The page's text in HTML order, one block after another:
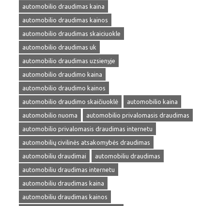
automobilio draudimas kaina
automobilio draudimas kainos
automobilio draudimas skaiciuokle
automobilio draudimas uk
automobilio draudimas uzsienyje
automobilio draudimo kaina
automobilio draudimo kainos
automobilio draudimo skaičiuoklė
automobilio kaina
automobilio nuoma
automobilio privalomasis draudimas
automobilio privalomasis draudimas internetu
automobilių civilinės atsakomybės draudimas
automobiliu draudimai
automobiliu draudimas
automobiliu draudimas internetu
automobiliu draudimas kaina
automobiliu draudimas kainos